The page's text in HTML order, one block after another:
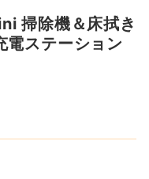
掃除機＆床拭き
ステーション